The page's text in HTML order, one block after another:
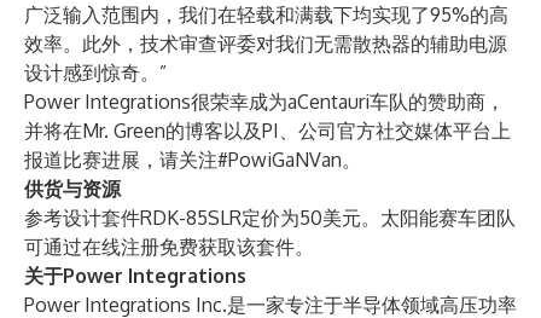
广泛输入范围内，我们在轻载和满载下均实现了95%的高
效率。此外，技术审查评委对我们无需散热器的辅助电源
设计感到惊奇。”
Power Integrations很荣幸成为aCentauri车队的赞助商，
并将在Mr. Green的博客以及PI、公司官方社交媒体平台上
报道比赛进展，请关注#PowiGaNVan。
供货与资源
参考设计套件RDK-85SLR定价为50美元。太阳能赛车团队
可通过在线注册免费获取该套件。
关于Power Integrations
Power Integrations Inc.是一家专注于半导体领域高压功率